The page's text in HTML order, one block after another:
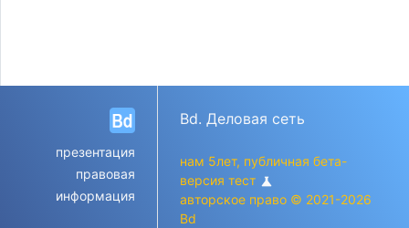
презентация
правовая
информация
Bd. Деловая сеть
нам 5лет, публичная бета-
версия тест science
авторское право © 2021-2026
Bd